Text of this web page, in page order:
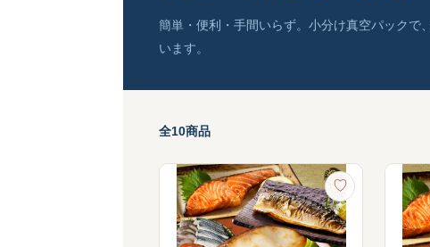
簡単・便利・手間いらず。小分け真空パックで
います。
全10商品
♡